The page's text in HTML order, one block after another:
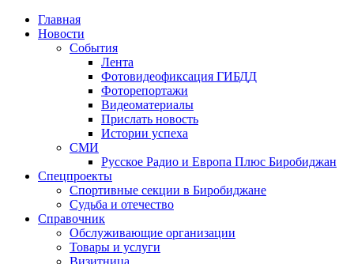
Главная
Новости
События
Лента
Фотовидеофиксация ГИБДД
Фоторепортажи
Видеоматериалы
Прислать новость
Истории успеха
СМИ
Русское Радио и Европа Плюс Биробиджан
Спецпроекты
Спортивные секции в Биробиджане
Судьба и отечество
Справочник
Обслуживающие организации
Товары и услуги
Визитница